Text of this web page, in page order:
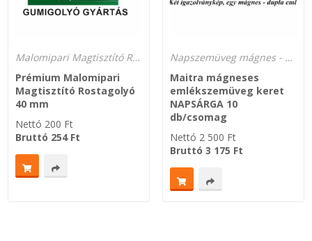
Malomipari Magtisztító Rostagolyó – Prémium kopásállóság
Prémium Malomipari
Magtisztító Rostagolyó
40 mm
Nettó 200 Ft
Bruttó 254Ft
Napszemüveg mágnes - hűtőre Emlékszemüveg - MAITRA
Maitra mágneses
emlékszemüveg keret
NAPSÁRGA 10
db/csomag
Nettó 2 500 Ft
Bruttó 3 175 Ft